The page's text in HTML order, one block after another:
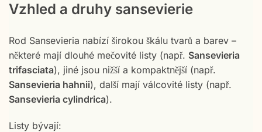
Vzhled a druhy sansevierie
Rod Sansevieria nabízí širokou škálu tvarů a barev –
některé mají dlouhé mečovité listy (např. Sansevieria
trifasciata), jiné jsou nižší a kompaktnější (např.
Sansevieria hahnii), další mají válcovité listy (např.
Sansevieria cylindrica).
Listy bývají: